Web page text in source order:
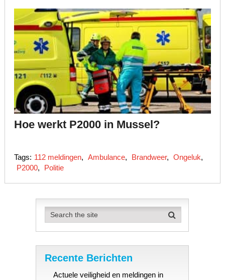
Hoe werkt P2000 in Mussel?
Tags: 112 meldingen, Ambulance, Brandweer, Ongeluk,
P2000, Politie
Recente Berichten
Actuele veiligheid en meldingen in